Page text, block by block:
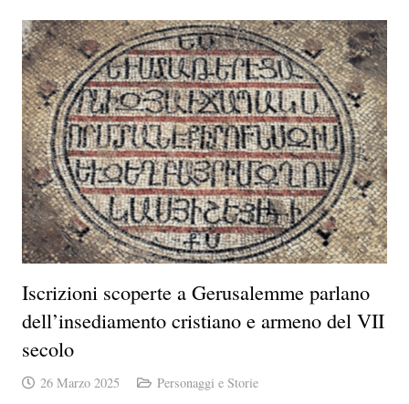
Iscrizioni scoperte a Gerusalemme parlano
dell’insediamento cristiano e armeno del VII
secolo
26 Marzo 2025 Personaggi e Storie